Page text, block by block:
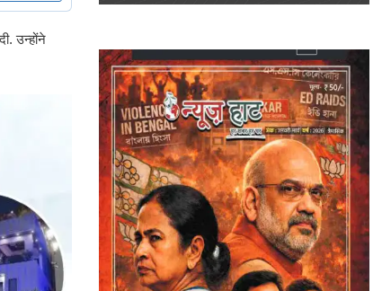
उन्होंने